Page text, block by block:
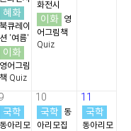
혜화
북큐레이
션 '여름'
이화
영어그림
책 Quiz
화전시
이화
영
어그림책
Quiz
국학
동아리모
10
국학
동
아리모집
11
국학
동아리모